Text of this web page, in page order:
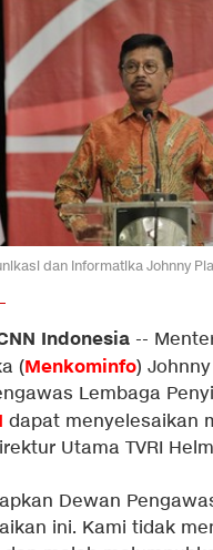
dan Informatika Johnny
Indonesia --
(Menkominfo)
Lembaga
dapat menyelesaikan
Utama TVRI
Dewan
ini. Kami tidak